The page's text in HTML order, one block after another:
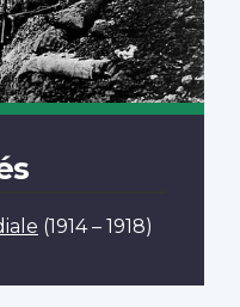
(1914 – 1918)